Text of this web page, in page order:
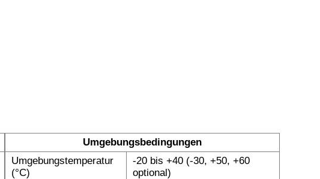
Umgebungsbedingungen
Umgebungstemperatur
(°C)
-20 bis +40 (-30, +50, +60
optional)